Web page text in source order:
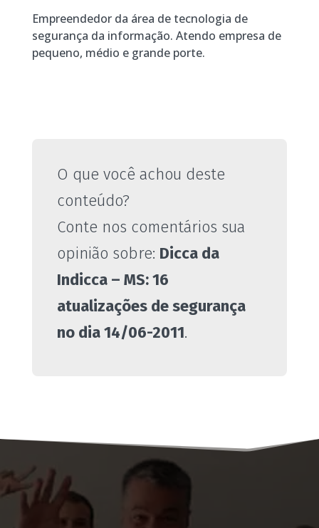
Empreendedor da área de tecnologia de
segurança da informação. Atendo empresa de
pequeno, médio e grande porte.
O que você achou deste
conteúdo?
Conte nos comentários sua
opinião sobre: Dicca da
Indicca – MS: 16
atualizações de segurança
no dia 14/06-2011.